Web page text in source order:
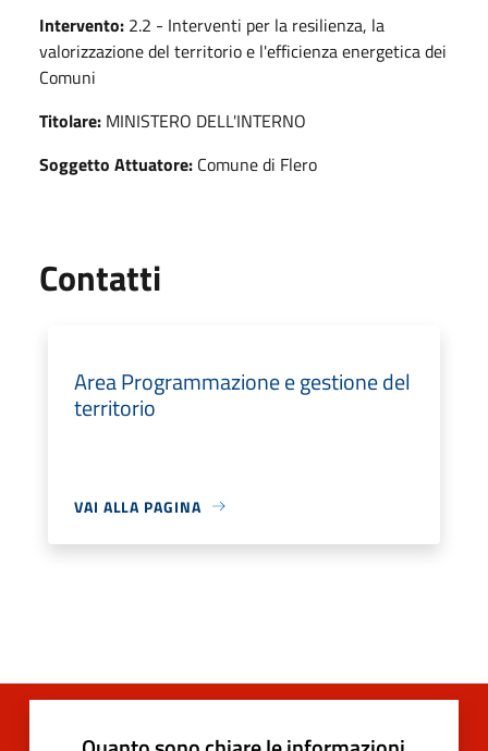
Intervento: 2.2 - Interventi per la resilienza, la
valorizzazione del territorio e l'efficienza energetica dei
Comuni
Titolare: MINISTERO DELL'INTERNO
Soggetto Attuatore: Comune di Flero
Contatti
Area Programmazione e gestione del
territorio
VAI ALLA PAGINA